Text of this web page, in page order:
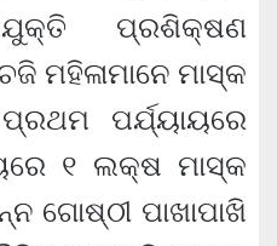
ପ୍ରଶିକ୍ଷଣ
ମହିଳାମାନେ ମାସ୍କ
ପର୍ଯ୍ୟାୟରେ
୧ ଲକ୍ଷ ମାସ୍କ
ଗୋଷ୍ଠୀ ପାଖାପାଖି